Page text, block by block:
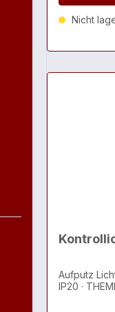
Nicht
Aufputz
IP20 ·